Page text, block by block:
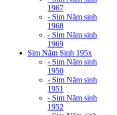
1967
- Sim Năm sinh
1968
- Sim Năm sinh
1969
Sim Năm Sinh 195x
- Sim Năm sinh
1950
- Sim Năm sinh
1951
- Sim Năm sinh
1952